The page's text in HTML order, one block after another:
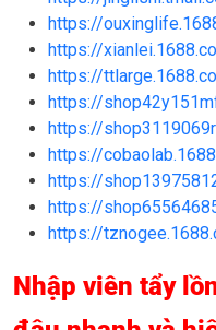
https://
https://
https://
https://
https://
https://
https://
https://
https://
Nhập viên tẩy